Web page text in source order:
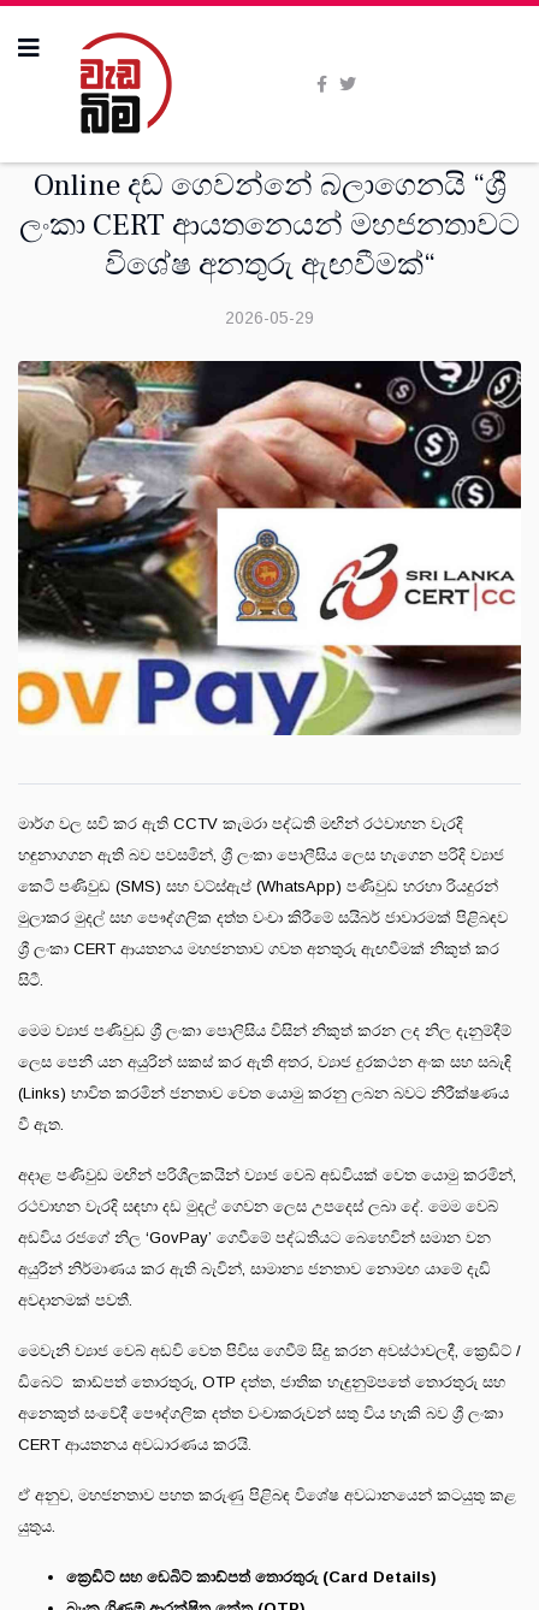
Online දඩ ගෙවන්නේ බලාගෙනයි “ශ්‍රී
ලංකා CERT ආයතනෙයන් මහජනතාවට
විශේෂ අනතුරු ඇඟවීමක්“
2026-05-29
මාර්ග වල සවි කර ඇති CCTV කැමරා පද්ධති මඟින් රථවාහන වැරදි
හඳුනාගගන ඇති බව පවසමින්, ශ්‍රී ලංකා පොලීසිය ලෙස හැගෙන පරිදි ව්‍යාජ
කෙටි පණිවුඩ (SMS) සහ වට්ස්ඇප් (WhatsApp) පණිවුඩ හරහා රියදුරන්
මුලාකර මුදල් සහ පෞද්ගලික දත්ත වංචා කිරීමේ සයිබර් ජාවාරමක් පිළිබඳව
ශ්‍රී ලංකා CERT ආයතනය මහජනතාව ගවත අනතුරු ඇඟවීමක් නිකුත් කර
සිටී.
මෙම ව්‍යාජ පණිවුඩ ශ්‍රී ලංකා පොලිසිය විසින් නිකුත් කරන ලද නිල දැනුම්දීම්
ලෙස පෙනී යන අයුරින් සකස් කර ඇති අතර, ව්‍යාජ දුරකථන අංක සහ සබැඳි
(Links) භාවිත කරමින් ජනතාව වෙත යොමු කරනු ලබන බවට නිරීක්ෂණය
වී ඇත.
අදාළ පණිවුඩ මඟින් පරිශීලකයින් ව්‍යාජ වෙබ් අඩවියක් වෙත යොමු කරමින්,
රථවාහන වැරදි සඳහා දඩ මුදල් ගෙවන ලෙස උපදෙස් ලබා දේ. මෙම වෙබ්
අඩවිය රජගේ නිල ‘GovPay’ ගෙවීමේ පද්ධතියට බෙහෙවින් සමාන වන
අයුරින් නිර්මාණය කර ඇති බැවින්, සාමාන්‍ය ජනතාව නොමඟ යාමේ දැඩි
අවදානමක් පවතී.
මෙවැනි ව්‍යාජ වෙබ් අඩවි වෙත පිවිස ගෙවීම් සිදු කරන අවස්ථාවලදී, ක්‍රෙඩිට් /
ඩිබෙට් කාඩ්පත් තොරතුරු, OTP දත්ත, ජාතික හැඳුනුම්පතේ තොරතුරු සහ
අනෙකුත් සංවේදී පෞද්ගලික දත්ත වංචාකරුවන් සතු විය හැකි බව ශ්‍රී ලංකා
CERT ආයතනය අවධාරණය කරයි.
ඒ අනුව, මහජනතාව පහත කරුණු පිළිබඳ විශේෂ අවධානයෙන් කටයුතු කළ
යුතුය.
ක්‍රෙඩිට් සහ ඩෙබිට් කාඩ්පත් තොරතුරු (Card Details)